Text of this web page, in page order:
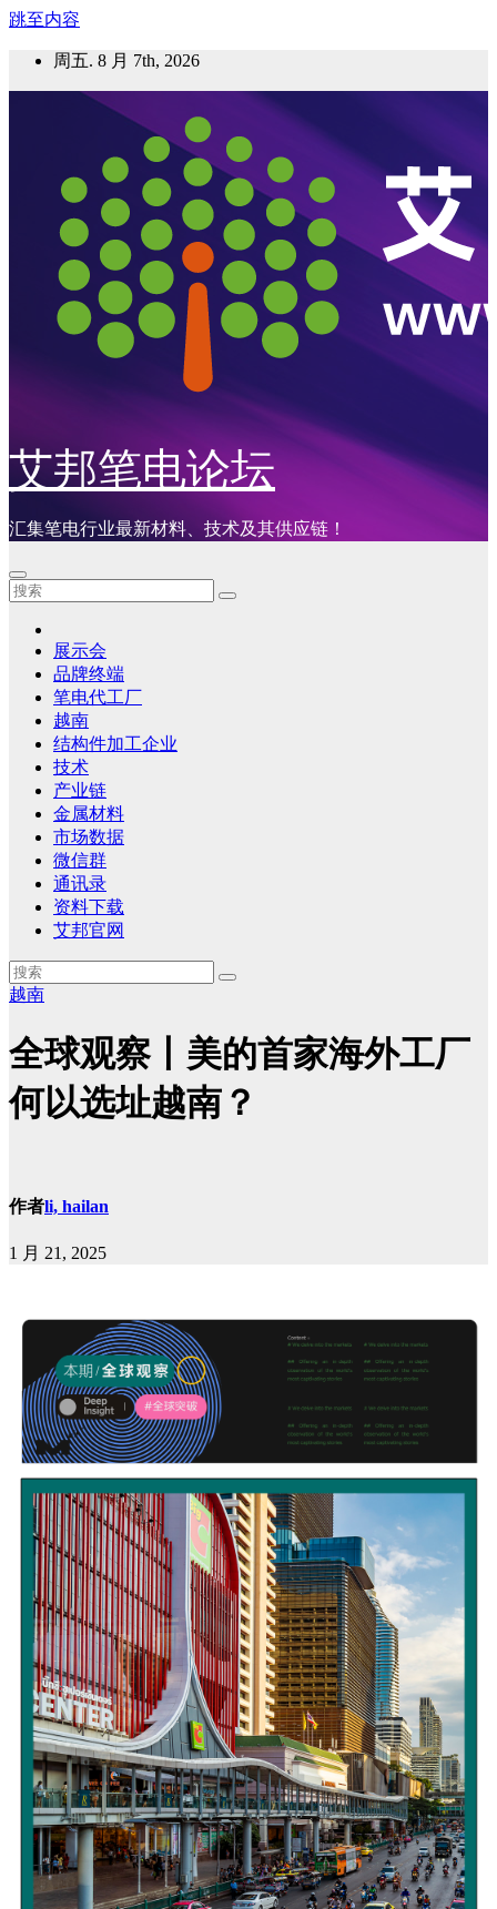
跳至内容
周五. 8 月 7th, 2026
艾邦笔电论坛
汇集笔电行业最新材料、技术及其供应链！
展示会
品牌终端
笔电代工厂
越南
结构件加工企业
技术
产业链
金属材料
市场数据
微信群
通讯录
资料下载
艾邦官网
越南
全球观察丨美的首家海外工厂
何以选址越南？
作者li, hailan
1 月 21, 2025